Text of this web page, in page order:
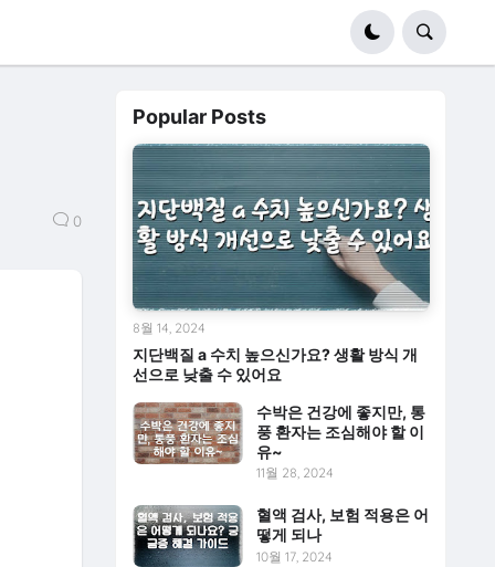
0
Popular Posts
지단백질 a 수치 높으신가요? 생활 방식 개
선으로 낮출 수 있어요
8월 14, 2024
수박은 건강에 좋지만, 통
풍 환자는 조심해야 할 이
유~
11월 28, 2024
혈액 검사, 보험 적용은 어
떻게 되나
10월 17, 2024